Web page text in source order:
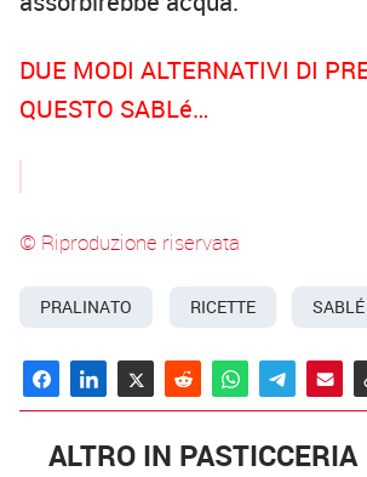
DUE MODI ALTERNATIVI DI
QUESTO SABLé…
© Riproduzione riservata
PRALINATO RICETTE SABLÉ
ALTRO IN PASTICCERIA